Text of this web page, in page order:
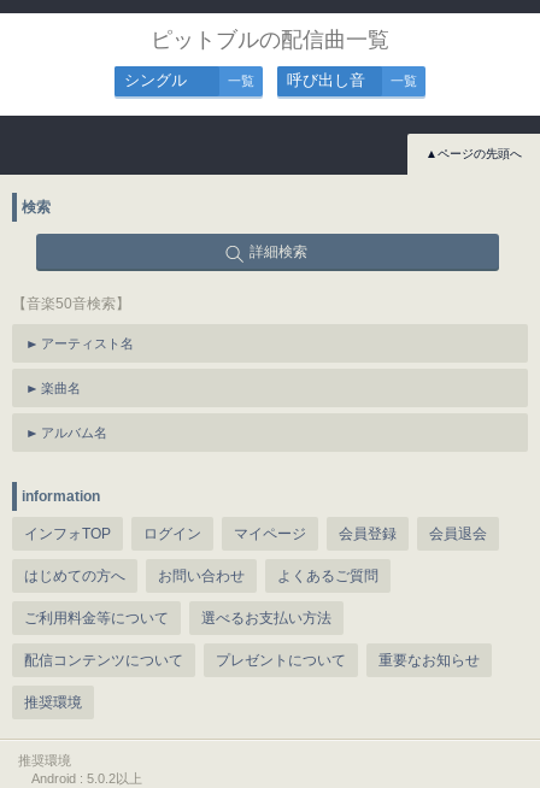
ピットブルの配信曲一覧
シングル 一覧 呼び出し音 一覧
▲ページの先頭へ
検索
詳細検索
【音楽50音検索】
アーティスト名
楽曲名
アルバム名
information
インフォTOP ログイン マイページ 会員登録 会員退会
はじめての方へ お問い合わせ よくあるご質問
ご利用料金等について 選べるお支払い方法
配信コンテンツについて プレゼントについて 重要なお知らせ
推奨環境
推奨環境
Android : 5.0.2以上